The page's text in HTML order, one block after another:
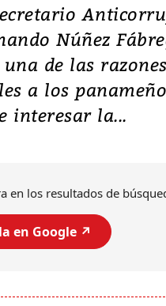
Núñez
una de las
a los
interesar la...
en los resultados de
en Google ↗️
Video, Japón:
deja heridos y
daños en
al sur de Japón,